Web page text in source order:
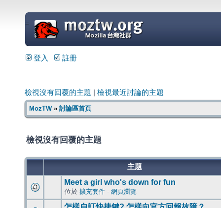
=
登入 註冊
檢視沒有回覆的主題 檢視最近討論的主題
MozTW» 討論區首頁
檢視沒有回覆的主題
主題
Meet a girl who's down for fun
位於 擴充套件 - 網頁瀏覽